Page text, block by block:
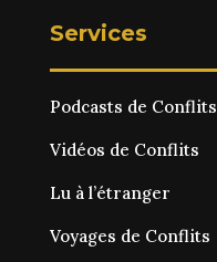
Services
Podcasts de Conflits
Vidéos de Conflits
Lu à l’étranger
Voyages de Conflits